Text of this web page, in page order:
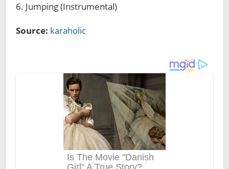
6. Jumping (Instrumental)
Source: karaholic